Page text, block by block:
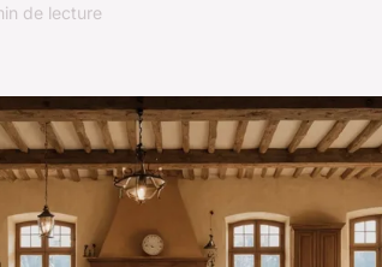
de lecture